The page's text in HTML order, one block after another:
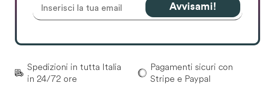
Avvisami!
Spedizioni in tutta Italia
in 24/72 ore
Pagamenti sicuri con
Stripe e Paypal